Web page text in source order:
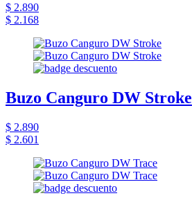
$ 2.890
$ 2.168
Buzo Canguro DW Stroke
$ 2.890
$ 2.601